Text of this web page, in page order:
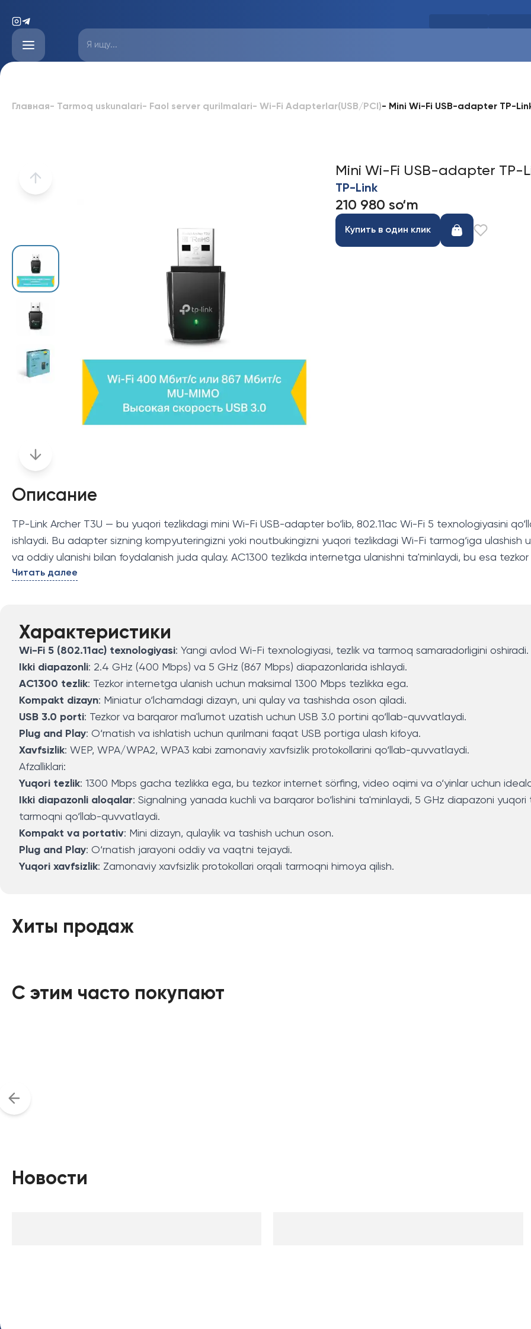
Главная- Tarmoq uskunalari- Faol server qurilmalari- Wi-Fi Adapterlar(USB/PCI)- Mini Wi-Fi USB-adapter TP-
Mini Wi-Fi USB-adapter TP-
TP-Link
210 980 so‘m
Купить в один клик
Описание
TP-Link Archer T3U — bu yuqori tezlikdagi mini Wi-Fi USB-adapter bo‘lib, 802.11ac Wi-Fi 5 texnologiyasini
ishlaydi. Bu adapter sizning kompyuteringizni yoki noutbukingizni yuqori tezlikdagi Wi-Fi tarmog‘iga ulashish
va oddiy ulanishi bilan foydalanish juda qulay. AC1300 tezlikda internetga ulanishni ta'minlaydi, bu esa
yaxshi variantdir.
Читать далее
Характеристики
Wi-Fi 5 (802.11ac) texnologiyasi: Yangi avlod Wi-Fi texnologiyasi, tezlik va tarmoq samaradorligini oshiradi.
Ikki diapazonli: 2.4 GHz (400 Mbps) va 5 GHz (867 Mbps) diapazonlarida ishlaydi.
AC1300 tezlik: Tezkor internetga ulanish uchun maksimal 1300 Mbps tezlikka ega.
Kompakt dizayn: Miniatur o‘lchamdagi dizayn, uni qulay va tashishda oson qiladi.
USB 3.0 porti: Tezkor va barqaror ma'lumot uzatish uchun USB 3.0 portini qo‘llab-quvvatlaydi.
Plug and Play: O‘rnatish va ishlatish uchun qurilmani faqat USB portiga ulash kifoya.
Xavfsizlik: WEP, WPA/WPA2, WPA3 kabi zamonaviy xavfsizlik protokollarini qo‘llab-quvvatlaydi.
Afzalliklari:
Yuqori tezlik: 1300 Mbps gacha tezlikka ega, bu tezkor internet sörfing, video oqimi va o‘yinlar uchun
Ikki diapazonli aloqalar: Signalning yanada kuchli va barqaror bo‘lishini ta'minlaydi, 5 GHz diapazoni yuqori
tarmoqni qo‘llab-quvvatlaydi.
Kompakt va portativ: Mini dizayn, qulaylik va tashish uchun oson.
Plug and Play: O‘rnatish jarayoni oddiy va vaqtni tejaydi.
Yuqori xavfsizlik: Zamonaviy xavfsizlik protokollari orqali tarmoqni himoya qilish.
Хиты продаж
С этим часто покупают
Новости